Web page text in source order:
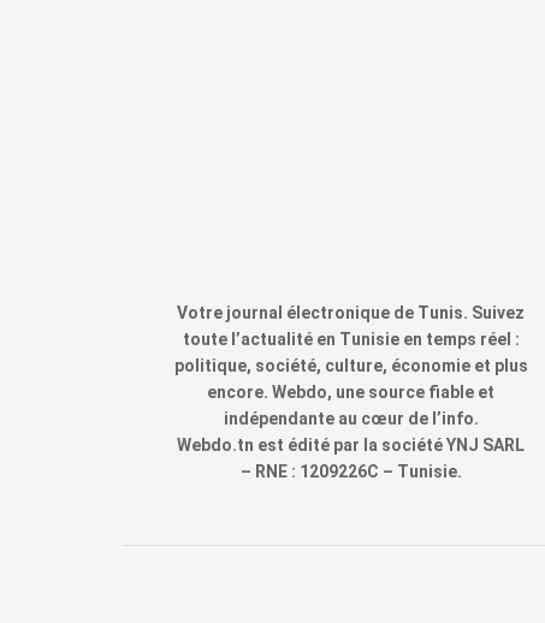
Votre journal électronique de Tunis. Suivez
toute l’actualité en Tunisie en temps réel :
politique, société, culture, économie et plus
encore. Webdo, une source fiable et
indépendante au cœur de l’info.
Webdo.tn est édité par la société YNJ SARL
– RNE : 1209226C – Tunisie.